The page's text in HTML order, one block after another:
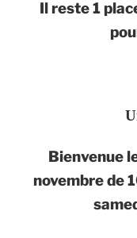
Il reste 1
Bienvenue
novembre de